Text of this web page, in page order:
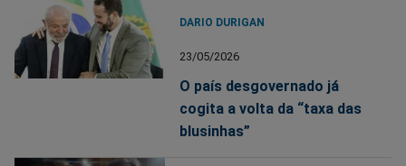
DARIO DURIGAN
23/05/2026
O país desgovernado já
cogita a volta da “taxa das
blusinhas”